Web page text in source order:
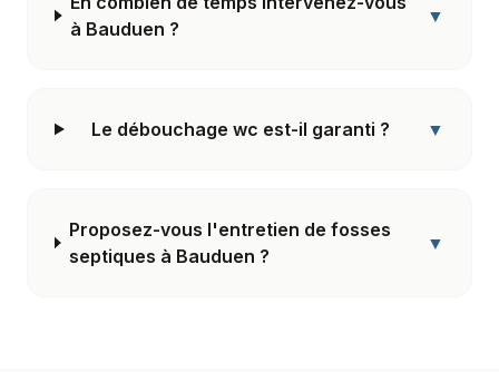
à Bauduen ?
▼
Le débouchage wc est-il garanti ? ▼
Proposez-vous l'entretien de fosses
septiques à Bauduen ?
▼